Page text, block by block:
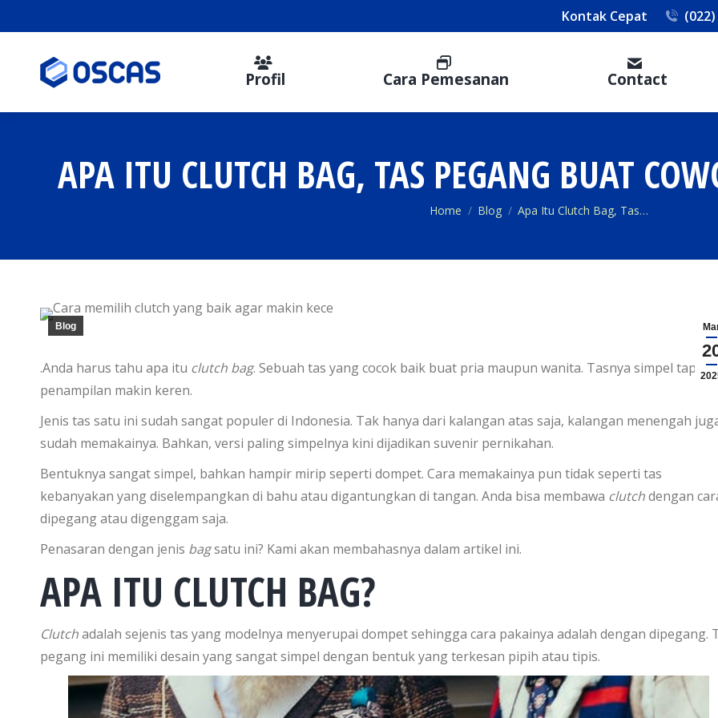
Kontak Cepat
Profil Cara Pemesanan Contact
APA ITU CLUTCH BAG, TAS PEGANG BUAT
You are here:
Home Blog Apa Itu Clutch Bag, Tas…
Blog
.Anda harus tahu apa itu clutch bag. Sebuah tas yang cocok baik buat pria maupun wanita. Tasnya simpel tapi
penampilan makin keren.
Jenis tas satu ini sudah sangat populer di Indonesia. Tak hanya dari kalangan atas saja, kalangan menengah
sudah memakainya. Bahkan, versi paling simpelnya kini dijadikan suvenir pernikahan.
Bentuknya sangat simpel, bahkan hampir mirip seperti dompet. Cara memakainya pun tidak seperti tas
kebanyakan yang diselempangkan di bahu atau digantungkan di tangan. Anda bisa membawa clutchdengan
dipegang atau digenggam saja.
Penasaran dengan jenis bagsatu ini? Kami akan membahasnya dalam artikel ini.
APA ITU CLUTCH BAG?
Clutchadalah sejenis tas yang modelnya menyerupai dompet sehingga cara pakainya adalah dengan dipegang.
pegang ini memiliki desain yang sangat simpel dengan bentuk yang terkesan pipih atau tipis.